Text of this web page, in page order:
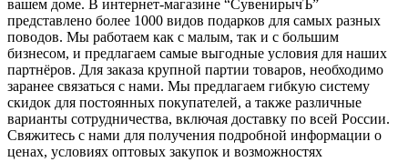
вашем доме. В интернет-магазине “СувенирычЪ”
представлено более 1000 видов подарков для самых разных
поводов. Мы работаем как с малым, так и с большим
бизнесом, и предлагаем самые выгодные условия для наших
партнёров. Для заказа крупной партии товаров, необходимо
заранее связаться с нами. Мы предлагаем гибкую систему
скидок для постоянных покупателей, а также различные
варианты сотрудничества, включая доставку по всей России.
Свяжитесь с нами для получения подробной информации о
ценах, условиях оптовых закупок и возможностях